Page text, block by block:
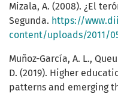
Mizala, A. (2008). ¿El
Segunda. https://
content/uploads/2011/05/
Muñoz-García, A. L.,
D. (2019). Higher
patterns and emerging